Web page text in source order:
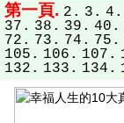
第一頁. 2. 3. 4.
37. 38. 39. 40.
72. 73. 74. 75.
105. 106. 107.
132. 133. 134.